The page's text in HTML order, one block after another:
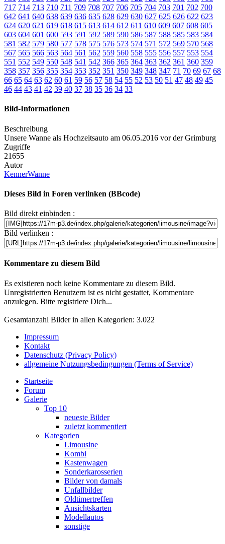
717 714 713 710 711 709 708 707 706 705 704 703 701 702 700
642 641 640 638 639 636 635 628 629 630 627 625 626 622 623
624 620 621 619 618 615 613 614 612 611 610 609 607 608 605
603 604 601 600 593 591 592 589 590 586 587 588 585 583 584
581 582 579 580 577 578 575 576 573 574 571 572 569 570 568
567 565 566 563 564 561 562 559 560 558 555 556 557 553 554
551 552 549 550 548 541 542 366 365 364 363 362 361 360 359
358 357 356 355 354 353 352 351 350 349 348 347 71 70 69 67 68
66 65 64 63 62 60 61 59 56 57 58 54 55 52 53 50 51 47 48 49 45
46 44 43 41 42 39 40 37 38 35 36 34 33
Bild-Informationen
Beschreibung
Unsere Wanne als Hochzeitsauto am 06.05.2016 vor der Grimburg
Zugriffe
21655
Autor
KennerWanne
Dieses Bild in Foren verlinken (BBcode)
Bild direkt einbinden :
Bild verlinken :
Kommentare zu diesem Bild
Es existieren noch keine Kommentare zu diesem Bild.
Unregistrierten Benutzern ist es nicht gestattet, Kommentare
anzulegen. Bitte registriere Dich...
Gesamtanzahl Bilder in allen Kategorien: 3.022
Impressum
Kontakt
Datenschutz (Privacy Policy)
allgemeine Nutzungsbedingungen (Terms of Service)
Startseite
Forum
Galerie
Top 10
neueste Bilder
zuletzt kommentiert
Kategorien
Limousine
Kombi
Kastenwagen
Sonderkarosserien
Bilder von damals
Unfallbilder
Oldtimertreffen
Ansichtskarten
Modellautos
sonstige